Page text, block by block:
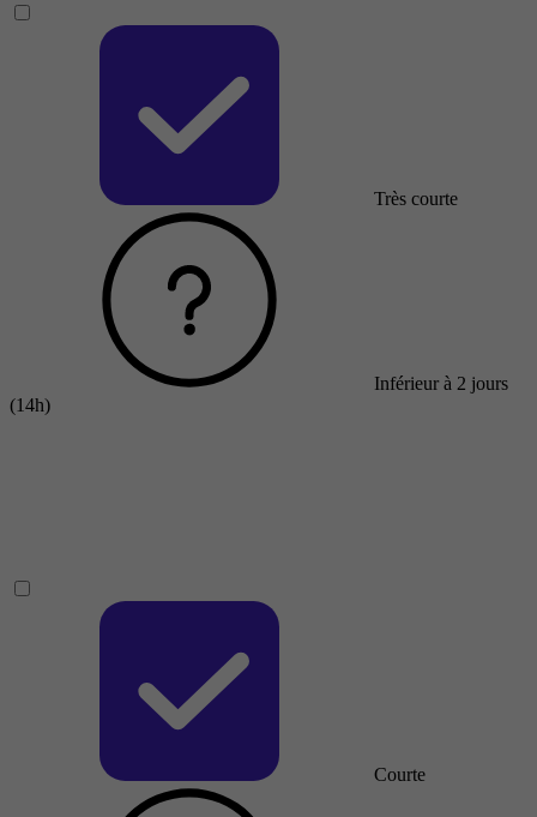
Très courte
Inférieur à 2 jours
(14h)
Courte